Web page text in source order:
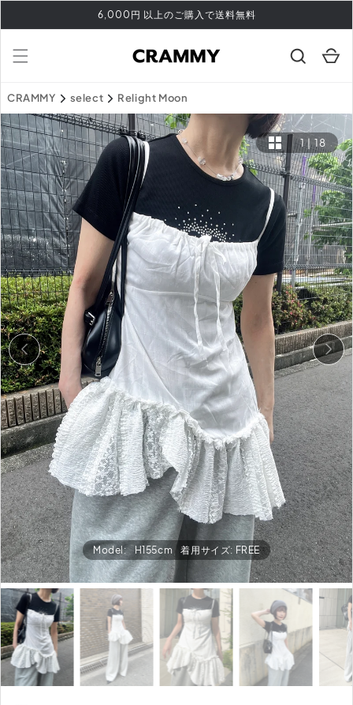
コンテ
進む
6,000円 以上のご購入で送料無料
ー
CRAMMY select Relight Moon
1 | 18
Model: H155cm 着用サイズ: FREE